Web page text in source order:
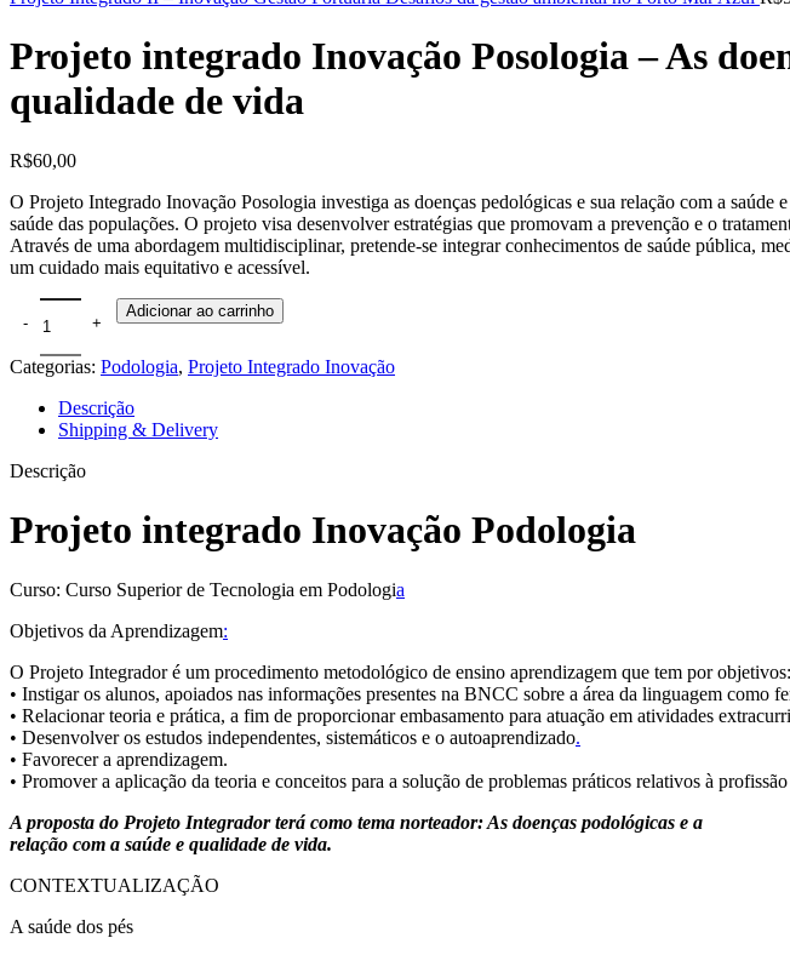
Projeto integrado Inovação Posologia – As
qualidade de vida
R$60,00
O Projeto Integrado Inovação Posologia investiga as doenças pedológicas e sua relação com a
saúde das populações. O projeto visa desenvolver estratégias que promovam a prevenção e o
Através de uma abordagem multidisciplinar, pretende-se integrar conhecimentos de saúde pública,
um cuidado mais equitativo e acessível.
Adicionar ao carrinho
Categorias: Podologia, Projeto Integrado Inovação
Descrição
Shipping & Delivery
Descrição
Projeto integrado Inovação Podologia
Curso: Curso Superior de Tecnologia em Podologia
Objetivos da Aprendizagem:
O Projeto Integrador é um procedimento metodológico de ensino aprendizagem que tem por objetivos:
• Instigar os alunos, apoiados nas informações presentes na BNCC sobre a área da linguagem
• Relacionar teoria e prática, a fim de proporcionar embasamento para atuação em atividades
• Desenvolver os estudos independentes, sistemáticos e o autoaprendizado.
• Favorecer a aprendizagem.
• Promover a aplicação da teoria e conceitos para a solução de problemas práticos relativos à profissão
A proposta do Projeto Integrador terá como tema norteador: As doenças podológicas e a
relação com a saúde e qualidade de vida.
CONTEXTUALIZAÇÃO
A saúde dos pés